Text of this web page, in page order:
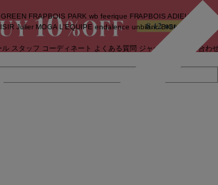
GREEN FRAPBOIS PARK wb feerique FRAPBOIS ADIEU
Julier MOGA L'EQUIPE endalence unbilanc BIGI online store
ル スタッフ コーディネート よくある質問 ジャーナル お問い合わ